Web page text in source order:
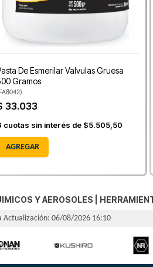
De Esmerilar Valvulas Gruesa
Gramos
FA8042)
33.033
cuotas sin interés de $5.505,50
AGREGAR
Y AEROSOLES
Actualización: 06/08/2026 16:10